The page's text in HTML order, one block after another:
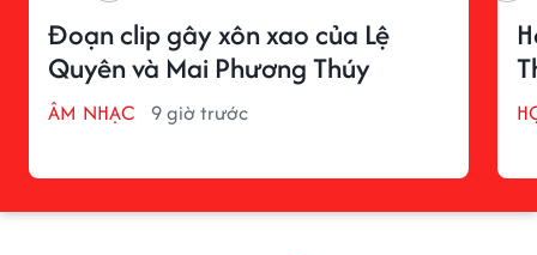
Đoạn clip gây xôn xao của Lệ
Quyên và Mai Phương Thúy
ÂM NHẠC 9 giờ trước